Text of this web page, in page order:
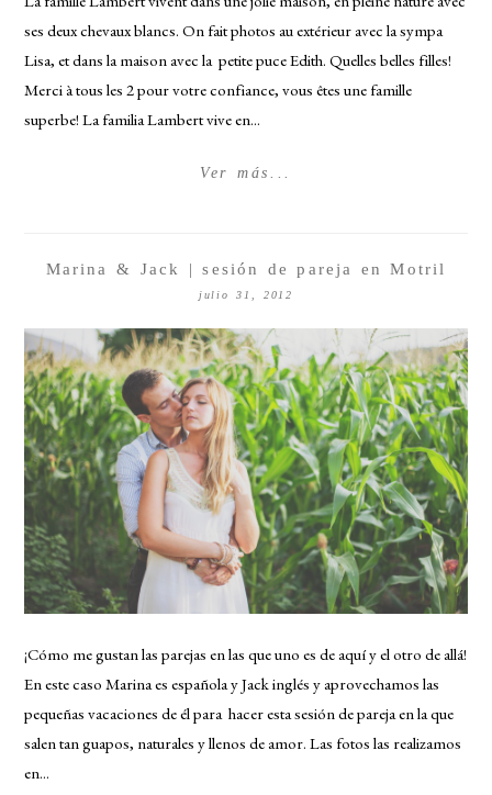
ses deux chevaux blancs. On fait photos au extérieur avec la sympa
Lisa, et dans la maison avec la petite puce Edith. Quelles belles filles!
Merci à tous les 2 pour votre confiance, vous êtes une famille
superbe! La familia Lambert vive en...
Ver más...
Marina & Jack | sesión de pareja en Motril
julio 31, 2012
¡Cómo me gustan las parejas en las que uno es de aquí y el otro de allá!
En este caso Marina es española y Jack inglés y aprovechamos las
pequeñas vacaciones de él para hacer esta sesión de pareja en la que
salen tan guapos, naturales y llenos de amor. Las fotos las realizamos
en...